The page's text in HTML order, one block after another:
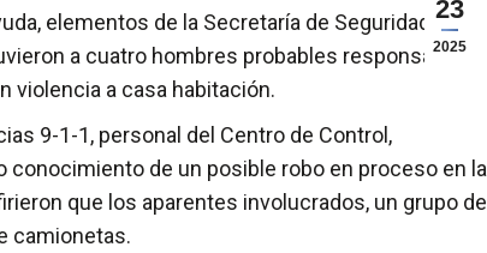
23
2025
elementos de la Secretaría de Seguridad del
a cuatro hombres probables responsables
violencia a casa habitación.
9-1-1, personal del Centro de Control,
conocimiento de un posible robo en proceso en la
que los aparentes involucrados, un grupo de
camionetas.